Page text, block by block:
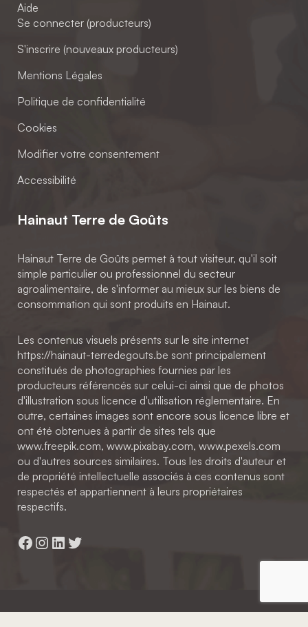
Aide
Se connecter (producteurs)
S'inscrire (nouveaux producteurs)
Mentions Légales
Politique de confidentialité
Cookies
Modifier votre consentement
Accessibilité
Hainaut Terre de Goûts
Hainaut Terre de Goûts permet à tout visiteur, qu'il soit
simple particulier ou professionnel du secteur
agroalimentaire, de s'informer au mieux sur les biens de
consommation qui sont produits en Hainaut.
Les contenus visuels présents sur le site internet
https://hainaut-terredegouts.be sont principalement
constitués de photographies fournies par les
producteurs référencés sur celui-ci ainsi que de photos
d'illustration sous licence d'utilisation réglementaire. En
outre, certaines images sont encore sous licence libre et
ont été obtenues à partir de sites tels que
www.freepik.com, www.pixabay.com, www.pexels.com
ou d'autres sources similaires. Tous les droits d'auteur et
de propriété intellectuelle associés à ces contenus sont
respectés et appartiennent à leurs propriétaires
respectifs.
Facebook
Instagram
LinkedIn
Twitter